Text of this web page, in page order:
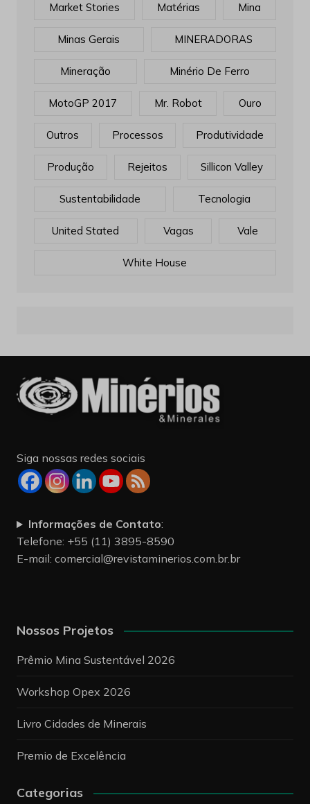
Market Stories Matérias Mina
Minas Gerais MINERADORAS
Mineração Minério De Ferro
MotoGP 2017 Mr. Robot Ouro
Outros Processos Produtividade
Produção Rejeitos Sillicon Valley
Sustentabilidade Tecnologia
United Stated Vagas Vale
White House
Siga nossas redes sociais
Informações de Contato:
Telefone: +55 (11) 3895-8590
E-mail: comercial@revistaminerios.com.br.br
Nossos Projetos
Prêmio Mina Sustentável 2026
Workshop Opex 2026
Livro Cidades de Minerais
Premio de Excelência
Categorias